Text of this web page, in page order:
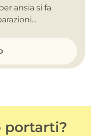
ansia si fa
portarti?